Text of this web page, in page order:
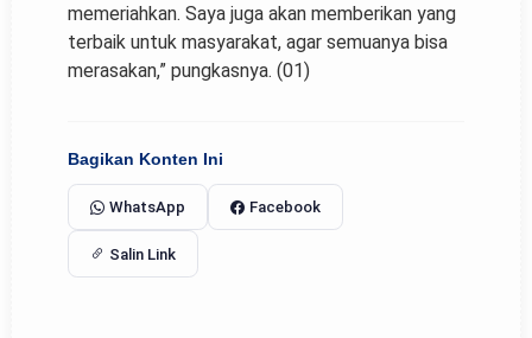
memeriahkan. Saya juga akan memberikan yang
terbaik untuk masyarakat, agar semuanya bisa
merasakan,” pungkasnya. (01)
Bagikan Konten Ini
WhatsApp Facebook
Salin Link